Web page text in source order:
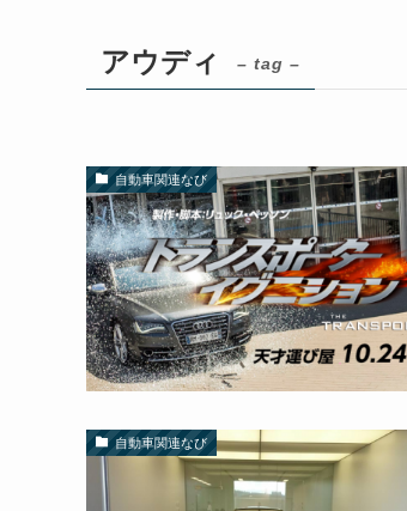
アウディ – tag –
自動車関連なび
自動車関連なび